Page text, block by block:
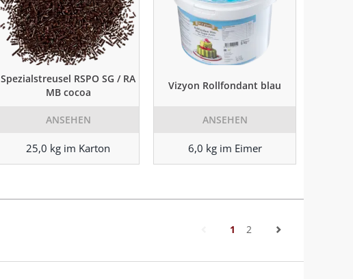
Spezialstreusel RSPO SG / RA
MB cocoa
ANSEHEN
25,0 kg im Karton
Vizyon Rollfondant blau
ANSEHEN
6,0 kg im Eimer
1 (current)
2